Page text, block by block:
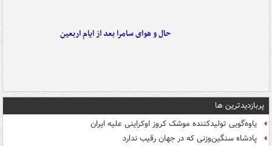
حال و هوای سامرا بعد از ایام اربعین
پربازدیدترین ها
یاوه‌گویی تولیدکننده موشک کروز اوکراینی علیه ایران
پادشاه سنگین‌وزنی که در جهان رقیب ندارد